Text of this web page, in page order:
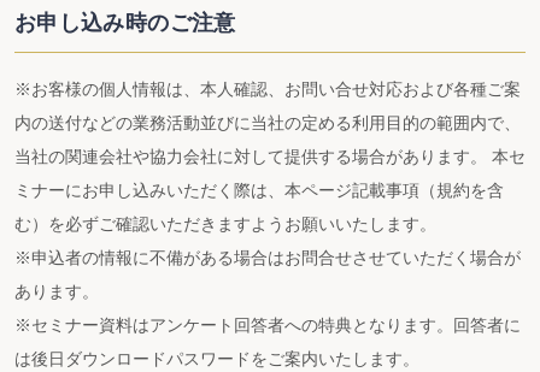
お申し込み時のご注意
※お客様の個人情報は、本人確認、お問い合せ対応および各種ご案
内の送付などの業務活動並びに当社の定める利用目的の範囲内で、
当社の関連会社や協力会社に対して提供する場合があります。 本セ
ミナーにお申し込みいただく際は、本ページ記載事項（規約を含
む）を必ずご確認いただきますようお願いいたします。
※申込者の情報に不備がある場合はお問合せさせていただく場合が
あります。
※セミナー資料はアンケート回答者への特典となります。回答者に
は後日ダウンロードパスワードをご案内いたします。